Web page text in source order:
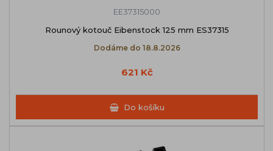
EE37315000
Rounový kotouč Eibenstock 125 mm ES37315
Dodáme do 18.8.2026
621 Kč
Do košíku